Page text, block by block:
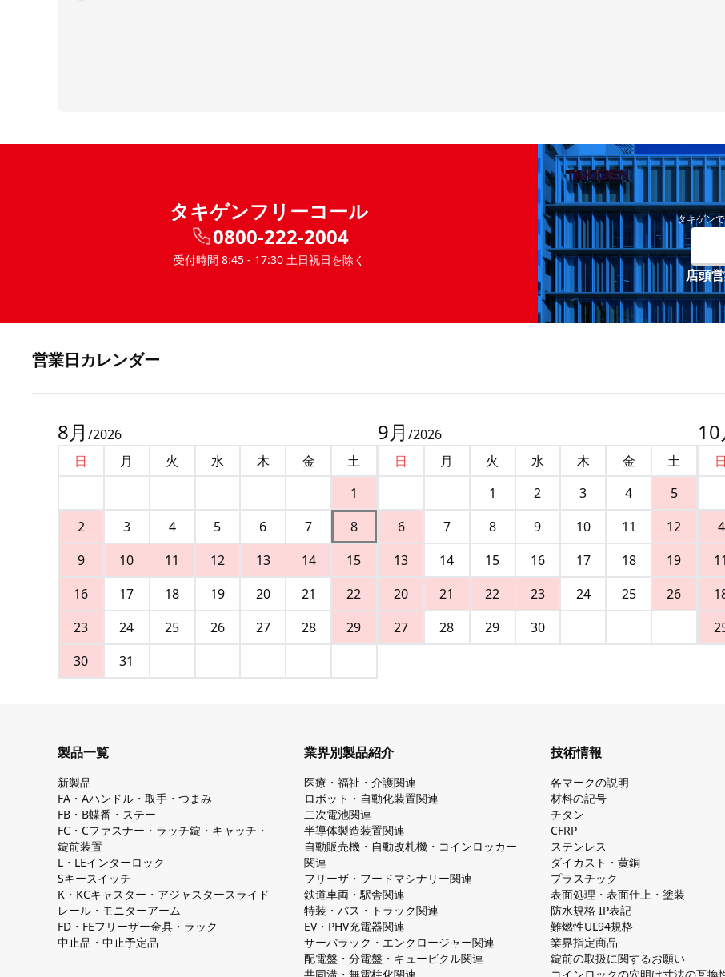
タキゲンフリーコール
0800-222-2004
受付時間 8:45 - 17:30 土日祝日を除く
タキゲン
店頭
営業⽇カレンダー
8月 /2026
日
月 火 水 木 金
土
1
2
3 4 5 6 7
8
9
10 11 12 13 14
15
16
17 18 19 20 21
22
23
24 25 26 27 28
29
30
31
9月 /2026
日
月 火 水 木 金
土
1
2 3 4
5
6
7 8 9 10 11
12
13
14 15 16 17 18
19
20
21 22 23 24 25
26
27
28 29 30
10
日
4
11
製品一覧
新製品
FA・Aハンドル・取手・つまみ
FB・B蝶番・ステー
FC・Cファスナー・ラッチ錠・キャッチ・
錠前装置
L・LEインターロック
Sキースイッチ
K・KCキャスター・アジャスタースライド
レール・モニターアーム
FD・FEフリーザー金具・ラック
中止品・中止予定品
業界別製品紹介
医療・福祉・介護関連
ロボット・自動化装置関連
二次電池関連
半導体製造装置関連
自動販売機・自動改札機・コインロッカー
関連
フリーザ・フードマシナリー関連
鉄道車両・駅舎関連
特装・バス・トラック関連
EV・PHV充電器関連
サーバラック・エンクロージャー関連
配電盤・分電盤・キュービクル関連
技術情報
各マークの説明
材料の記号
チタン
CFRP
ステンレス
ダイカスト・⻩銅
プラスチック
表面処理・表面仕上・塗装
防⽔規格 IP表記
難燃性UL94規格
業界指定商品
錠前の取扱に関するお願い